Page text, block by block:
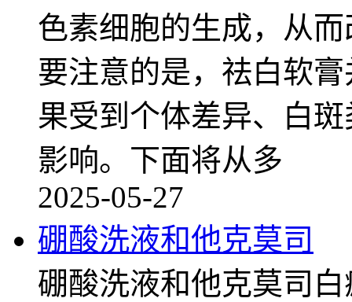
色素细胞的生成，从
要注意的是，祛白软
果受到个体差异、白
影响。下面将从多
2025-05-27
硼酸洗液和他克莫司
硼酸洗液和他克莫司